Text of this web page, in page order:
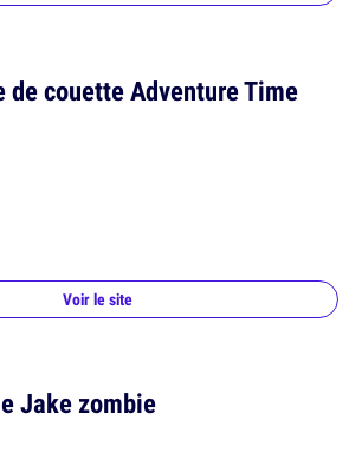
de couette Adventure Time
Voir le site
Jake zombie